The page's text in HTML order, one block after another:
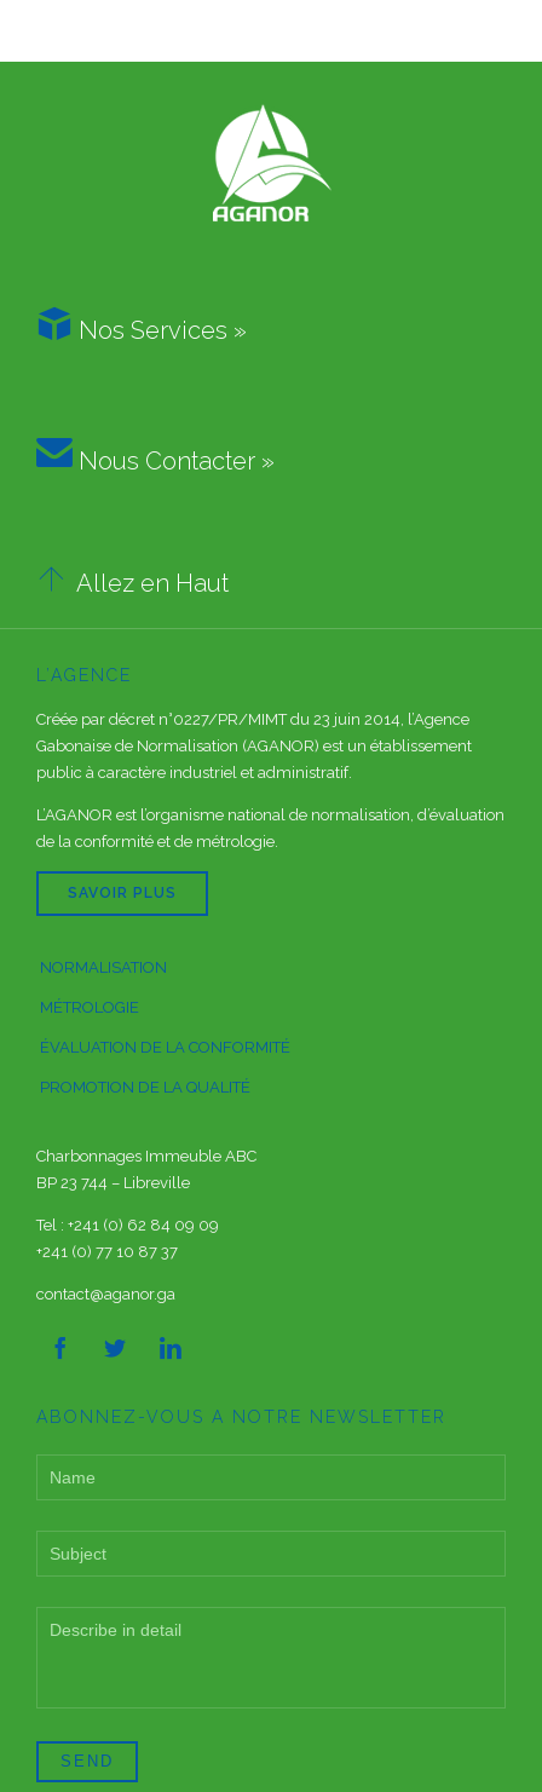
 Nos Services »
 Nous Contacter »
 Allez en Haut
L’AGENCE
Créée par décret n°0227/PR/MIMT du 23 juin 2014, l’Agence
Gabonaise de Normalisation (AGANOR) est un établissement
public à caractère industriel et administratif.
L’AGANOR est l’organisme national de normalisation, d’évaluation
de la conformité et de métrologie.
SAVOIR PLUS
NORMALISATION
MÉTROLOGIE
ÉVALUATION DE LA CONFORMITÉ
PROMOTION DE LA QUALITÉ
Charbonnages Immeuble ABC
BP 23 744 – Libreville
Tel : +241 (0) 62 84 09 09
+241 (0) 77 10 87 37
contact@aganor.ga
  
ABONNEZ-VOUS A NOTRE NEWSLETTER